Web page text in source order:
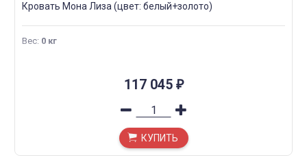
Кровать Мона Лиза (цвет: белый+золото)
Вес: 0 кг
117 045 ₽
КУПИТЬ